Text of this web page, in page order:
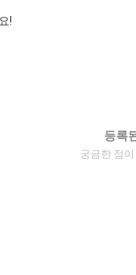
!
등록
궁금한 점